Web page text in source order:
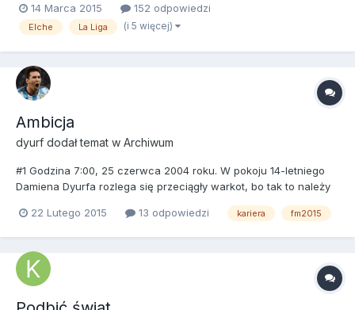
starej bazie danych, z jakimś plikiem z internetu na nowe składy,
także coś w porównaniu z tymi od SI może się nie z...
14 Marca 2015 152 odpowiedzi
Elche La Liga (i 5 więcej)
Ambicja
dyurf dodał temat w Archiwum
#1 Godzina 7:00, 25 czerwca 2004 roku. W pokoju 14-letniego
Damiena Dyurfa rozlega się przeciągły warkot, bo tak to należy
łóżka i wyrzuca budzik przez okno spokojnie wyłącza
22 Lutego 2015 13 odpowiedzi kariera fm2015